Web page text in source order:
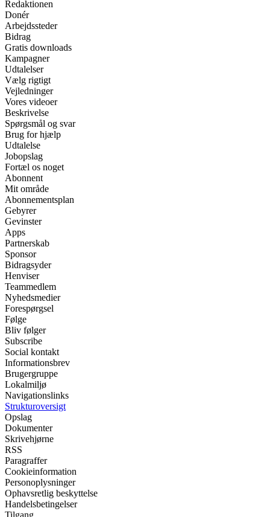
Redaktionen
Donér
Arbejdssteder
Bidrag
Gratis downloads
Kampagner
Udtalelser
Vælg rigtigt
Vejledninger
Vores videoer
Beskrivelse
Spørgsmål og svar
Brug for hjælp
Udtalelse
Jobopslag
Fortæl os noget
Abonnent
Mit område
Abonnementsplan
Gebyrer
Gevinster
Apps
Partnerskab
Sponsor
Bidragsyder
Henviser
Teammedlem
Nyhedsmedier
Forespørgsel
Følge
Bliv følger
Subscribe
Social kontakt
Informationsbrev
Brugergruppe
Lokalmiljø
Navigationslinks
Strukturoversigt
Opslag
Dokumenter
Skrivehjørne
RSS
Paragraffer
Cookieinformation
Personoplysninger
Ophavsretlig beskyttelse
Handelsbetingelser